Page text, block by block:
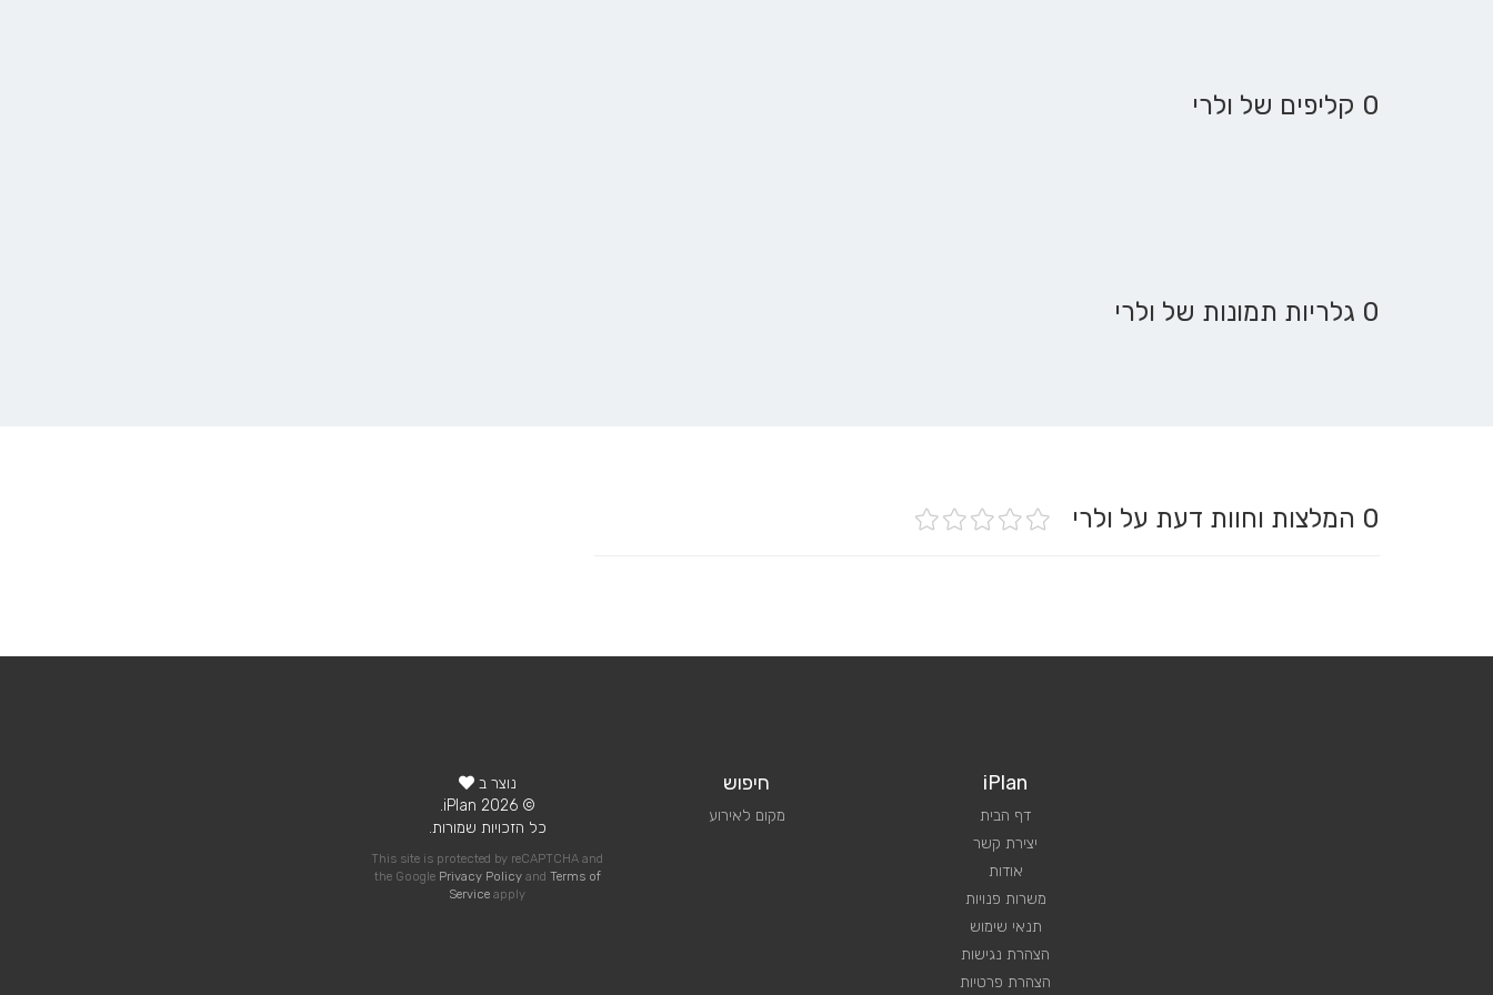
0 קליפים של ולרי
0 גלריות תמונות של ולרי
0 המלצות וחוות דעת על ולרי
iPlan
דף הבית
יצירת קשר
אודות
משרות פנויות
תנאי שימוש
הצהרת נגישות
הצהרת פרטיות
חיפוש
מקום לאירוע
נוצר ב
© 2026 iPlan.
כל הזכויות שמורות.
This site is protected by reCAPTCHA and
the Google Privacy Policyand Terms of
Service apply